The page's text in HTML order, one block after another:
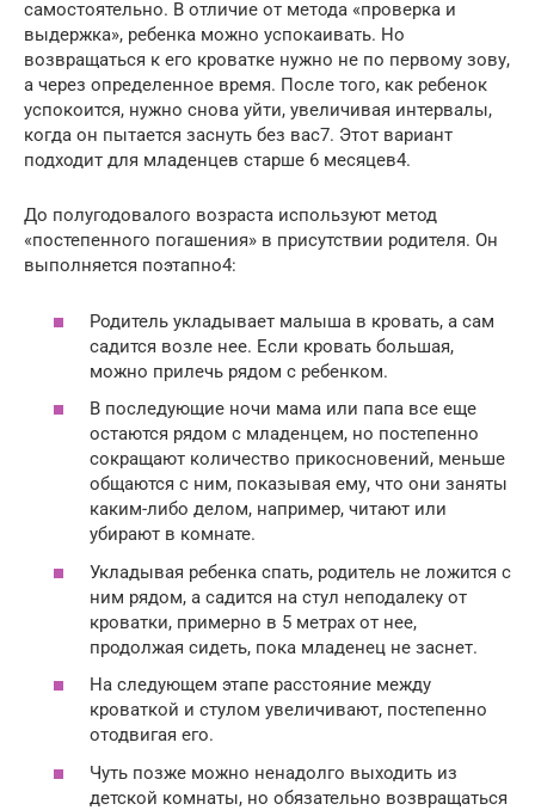
самостоятельно. В отличие от метода «проверка и
выдержка», ребенка можно успокаивать. Но
возвращаться к его кроватке нужно не по первому зову,
а через определенное время. После того, как ребенок
успокоится, нужно снова уйти, увеличивая интервалы,
когда он пытается заснуть без вас7. Этот вариант
подходит для младенцев старше 6 месяцев4.
До полугодовалого возраста используют метод
«постепенного погашения» в присутствии родителя. Он
выполняется поэтапно4:
Родитель укладывает малыша в кровать, а сам
садится возле нее. Если кровать большая,
можно прилечь рядом с ребенком.
В последующие ночи мама или папа все еще
остаются рядом с младенцем, но постепенно
сокращают количество прикосновений, меньше
общаются с ним, показывая ему, что они заняты
каким-либо делом, например, читают или
убирают в комнате.
Укладывая ребенка спать, родитель не ложится с
ним рядом, а садится на стул неподалеку от
кроватки, примерно в 5 метрах от нее,
продолжая сидеть, пока младенец не заснет.
На следующем этапе расстояние между
кроваткой и стулом увеличивают, постепенно
отодвигая его.
Чуть позже можно ненадолго выходить из
детской комнаты, но обязательно возвращаться